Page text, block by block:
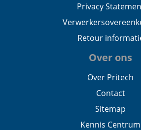
Privacy
Retour
Over ons
Over Pritech
Contact
Sitemap
Kennis Centrum